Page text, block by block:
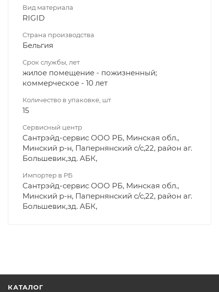
Вид материала
RIGID
Страна производства
Бельгия
Срок службы, лет
жилое помещение - пожизненный;
коммерческое - 10 лет
Количество в упаковке, шт
15
Сервисный центр
Сантрэйд-сервис ООО РБ, Минская обл.,
Минский р-н, Папернянский с/с,22, район аг.
Большевик,зд. АБК,
Импортер в РБ
Сантрэйд-сервис ООО РБ, Минская обл.,
Минский р-н, Папернянский с/с,22, район аг.
Большевик,зд. АБК,
КАТАЛОГ